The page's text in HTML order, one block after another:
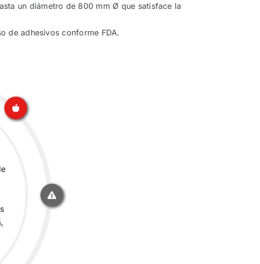
un diámetro de 800 mm Ø que satisface la
de adhesivos conforme FDA.